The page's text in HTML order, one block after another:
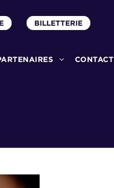
BILLETTERIE
CONTACT